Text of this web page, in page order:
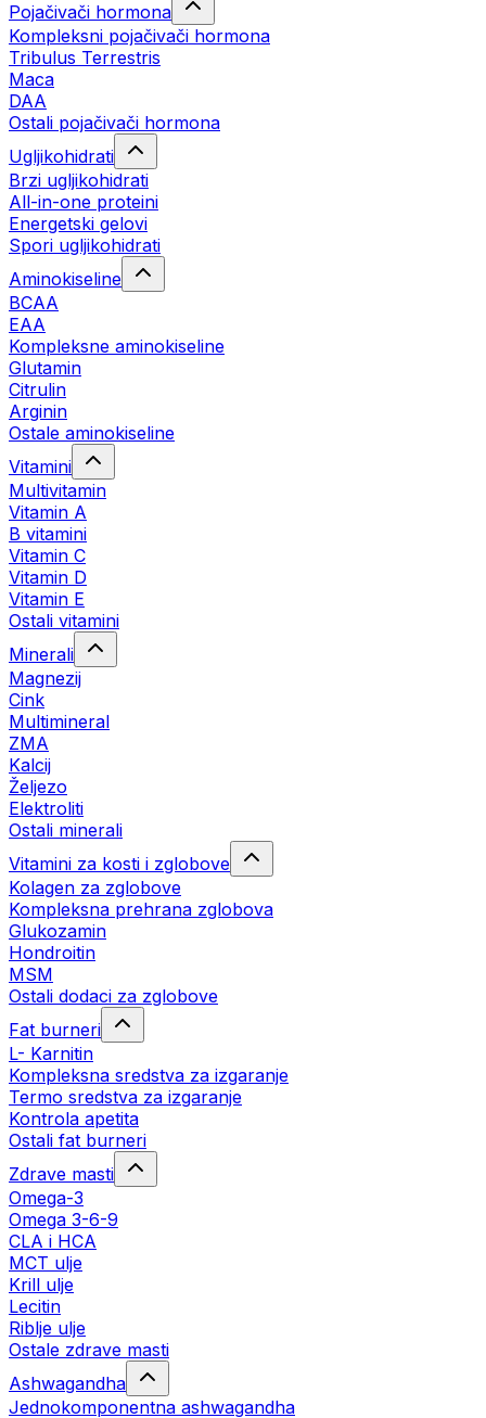
Pojačivači hormona
Kompleksni pojačivači hormona
Tribulus Terrestris
Maca
DAA
Ostali pojačivači hormona
Ugljikohidrati
Brzi ugljikohidrati
All-in-one proteini
Energetski gelovi
Spori ugljikohidrati
Aminokiseline
BCAA
EAA
Kompleksne aminokiseline
Glutamin
Citrulin
Arginin
Ostale aminokiseline
Vitamini
Multivitamin
Vitamin A
B vitamini
Vitamin C
Vitamin D
Vitamin E
Ostali vitamini
Minerali
Magnezij
Cink
Multimineral
ZMA
Kalcij
Željezo
Elektroliti
Ostali minerali
Vitamini za kosti i zglobove
Kolagen za zglobove
Kompleksna prehrana zglobova
Glukozamin
Hondroitin
MSM
Ostali dodaci za zglobove
Fat burneri
L- Karnitin
Kompleksna sredstva za izgaranje
Termo sredstva za izgaranje
Kontrola apetita
Ostali fat burneri
Zdrave masti
Omega-3
Omega 3-6-9
CLA i HCA
MCT ulje
Krill ulje
Lecitin
Riblje ulje
Ostale zdrave masti
Ashwagandha
Jednokomponentna ashwagandha